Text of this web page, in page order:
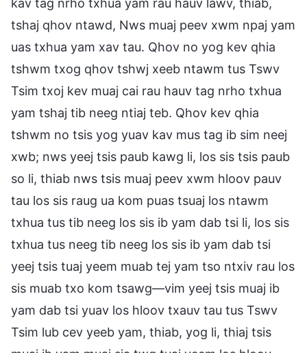
tshaj qhov ntawd, Nws muaj peev xwm npaj yam
uas txhua yam xav tau. Qhov no yog kev qhia
tshwm txog qhov tshwj xeeb ntawm tus Tswv
Tsim txoj kev muaj cai rau hauv tag nrho txhua
yam tshaj tib neeg ntiaj teb. Qhov kev qhia
tshwm no tsis yog yuav kav mus tag ib sim neej
xwb; nws yeej tsis paub kawg li, los sis tsis paub
so li, thiab nws tsis muaj peev xwm hloov pauv
tau los sis raug ua kom puas tsuaj los ntawm
txhua tus tib neeg los sis ib yam dab tsi li, los sis
txhua tus neeg tib neeg los sis ib yam dab tsi
yeej tsis tuaj yeem muab tej yam tso ntxiv rau los
sis muab txo kom tsawg—vim yeej tsis muaj ib
yam dab tsi yuav los hloov txauv tau tus Tswv
Tsim lub cev yeeb yam, thiab, yog li, thiaj tsis